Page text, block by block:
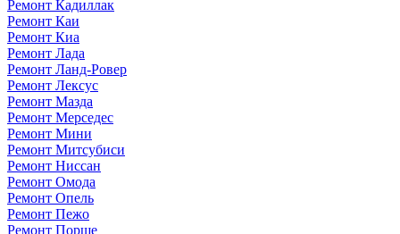
Ремонт Кадиллак
Ремонт Каи
Ремонт Киа
Ремонт Лада
Ремонт Ланд-Ровер
Ремонт Лексус
Ремонт Мазда
Ремонт Мерседес
Ремонт Мини
Ремонт Митсубиси
Ремонт Ниссан
Ремонт Омода
Ремонт Опель
Ремонт Пежо
Ремонт Порше